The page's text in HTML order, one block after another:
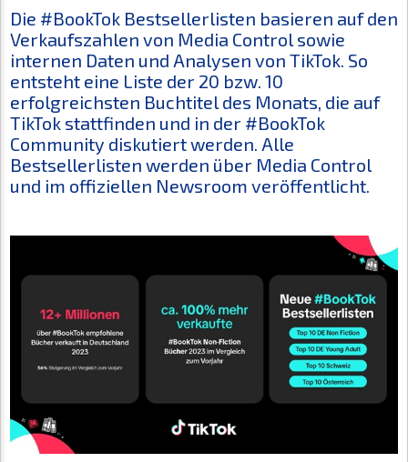
Die #BookTok Bestsellerlisten basieren auf den
Verkaufszahlen von Media Control sowie
internen Daten und Analysen von TikTok. So
entsteht eine Liste der 20 bzw. 10
erfolgreichsten Buchtitel des Monats, die auf
TikTok stattfinden und in der #BookTok
Community diskutiert werden. Alle
Bestsellerlisten werden über Media Control
und im offiziellen Newsroom veröffentlicht.